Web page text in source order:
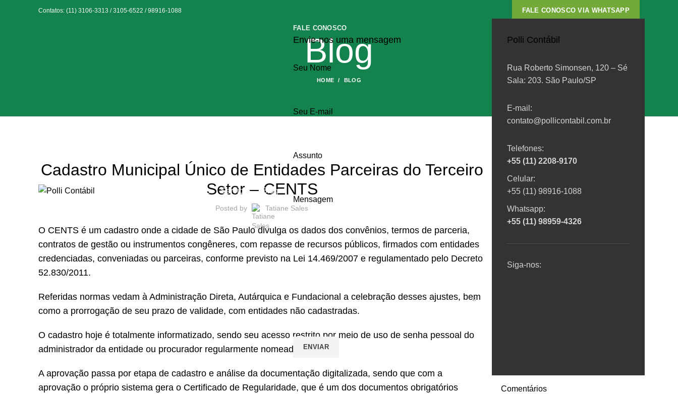
Contatos: (11) 3106-3313 / 3105-6522 / 98916-1088 FALE CONOSCO VIA WHATSAPP
Quem Somos Serviços Blog
FALE CONOSCO
Envie-nos uma mensagem
Seu Nome
Seu E-mail
Assunto
Mensagem
Polli Contábil
Rua Roberto Simonsen, 120 – Sé
Sala: 203. São Paulo/SP
E-mail:
contato@pollicontabil.com.br
Telefones:
+55 (11) 2208-9170
Celular:
+55 (11) 98916-1088
Whatsapp:
+55 (11) 98959-4326
Siga-nos:
Blog
HOME BLOG
Cadastro Municipal Único de Entidades Parceiras do Terceiro
Setor – CENTS
Posted by Tatiane Sales
O CENTS é um cadastro onde a cidade de São Paulo divulga os dados dos convênios, termos de parceria,
contratos de gestão ou instrumentos congêneres, com repasse de recursos públicos, firmados com entidades
credenciadas, conveniadas ou parceiras, conforme previsto na Lei 14.469/2007 e regulamentado pelo Decreto
52.830/2011.
Referidas normas vedam à Administração Direta, Autárquica e Fundacional a celebração desses ajustes, bem
como a prorrogação de seu prazo de validade, com entidades não cadastradas.
O cadastro hoje é totalmente informatizado, sendo seu acesso restrito por meio de uso de senha pessoal do
administrador da entidade ou procurador regularmente nomeado.
A aprovação passa por etapa de cadastro e análise da documentação digitalizada, sendo que com a
aprovação o próprio sistema gera o Certificado de Regularidade, que é um dos documentos obrigatórios
Posts recentes
A GOVERNANÇA CORPORATIVA
NAS ORGANIZAÇÕES DA
experiência pessoal (Parte 2)
Comentários